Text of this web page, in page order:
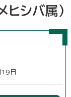
ヒシバ属）
日